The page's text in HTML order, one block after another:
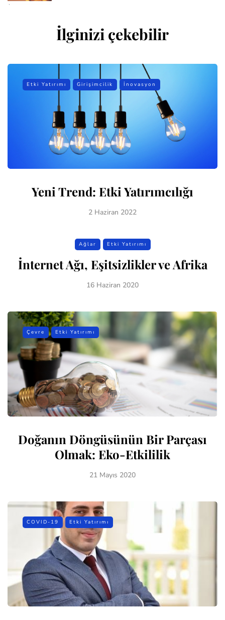
İlginizi çekebilir
Etki Yatırımı Girişimcilik İnovasyon
Yeni Trend: Etki Yatırımcılığı
2 Haziran 2022
Ağlar Etki Yatırımı
İnternet Ağı, Eşitsizlikler ve Afrika
16 Haziran 2020
Çevre Etki Yatırımı
Doğanın Döngüsünün Bir Parçası
Olmak: Eko-Etkililik
21 Mayıs 2020
COVID-19 Etki Yatırımı